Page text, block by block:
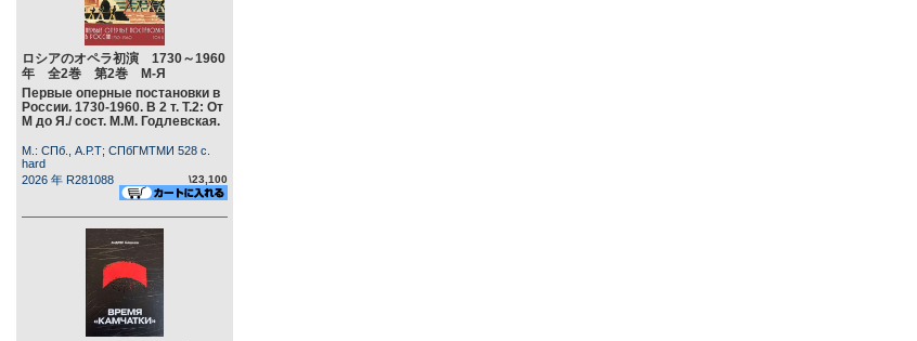
ロシアのオペラ初演 1730～1960
年 全2巻 第2巻 М-Я
Первые оперные постановки в
России. 1730-1960. В 2 т. Т.2: От
М до Я./ сост. М.М. Годлевская.
М.: СПб., А.Р.Т; СПбГМТМИ 528 c.
hard
2026 年 R281088
\23,100